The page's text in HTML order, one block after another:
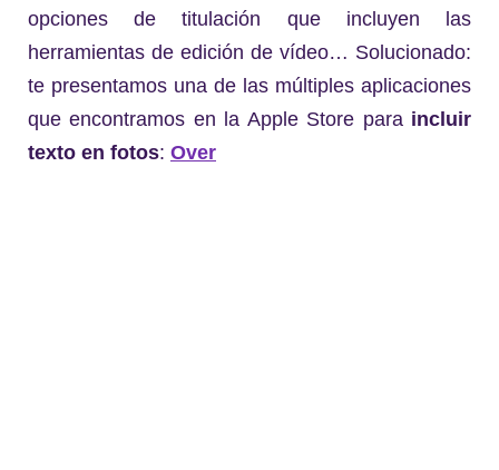
opciones de titulación que incluyen las
herramientas de edición de vídeo… Solucionado:
te presentamos una de las múltiples aplicaciones
que encontramos en la Apple Store para incluir
texto en fotos: Over